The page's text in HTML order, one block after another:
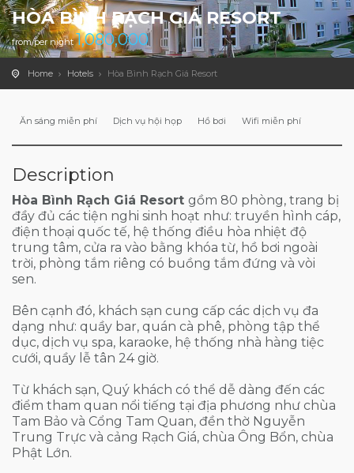
HÒA BÌNH RẠCH GIÁ RESORT
from/per night1,080,000
Home Hotels Hòa Bình Rạch Giá Resort
Ăn sáng miễn phí Dịch vụ hội họp Hồ bơi Wifi miễn phí
Description
Hòa Bình Rạch Giá Resort gồm 80 phòng, trang bị
đầy đủ các tiện nghi sinh hoạt như: truyền hình cáp,
điện thoại quốc tế, hệ thống điều hòa nhiệt độ
trung tâm, cửa ra vào bằng khóa từ, hồ bơi ngoài
trời, phòng tắm riêng có buồng tắm đứng và vòi
sen.
Bên cạnh đó, khách sạn cung cấp các dịch vụ đa
dạng như: quầy bar, quán cà phê, phòng tập thể
dục, dịch vụ spa, karaoke, hệ thống nhà hàng tiệc
cưới, quầy lễ tân 24 giờ.
Từ khách sạn, Quý khách có thể dễ dàng đến các
điểm tham quan nổi tiếng tại địa phương như chùa
Tam Bảo và Cổng Tam Quan, đền thờ Nguyễn
Trung Trực và cảng Rạch Giá, chùa Ông Bổn, chùa
Phật Lớn.